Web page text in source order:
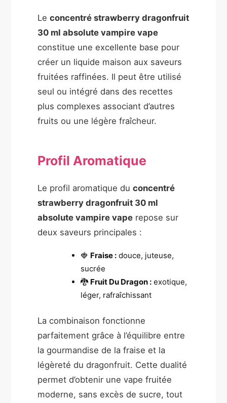
Leconcentré strawberry dragonfruit
30 ml absolute vampire vape
constitue une excellente base pour
créer un liquide maison aux saveurs
fruitées raffinées. Il peut être utilisé
seul ou intégré dans des recettes
plus complexes associant d’autres
fruits ou une légère fraîcheur.
Profil Aromatique
Le profil aromatique duconcentré
strawberry dragonfruit 30 ml
absolute vampire vape repose sur
deux saveurs principales :
🍓 Fraise : douce, juteuse,
sucrée
🐉 Fruit Du Dragon : exotique,
léger, rafraîchissant
La combinaison fonctionne
parfaitement grâce à l’équilibre entre
la gourmandise de la fraise et la
légèreté du dragonfruit. Cette dualité
permet d’obtenir une vape fruitée
moderne, sans excès de sucre, tout